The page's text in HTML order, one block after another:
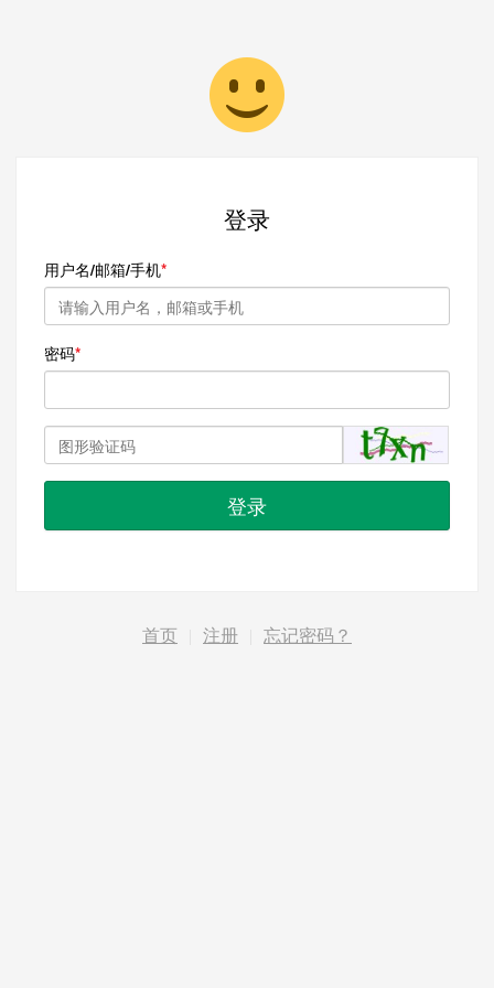
登录
用户名/邮箱/手机
密码
登录
首页 注册 忘记密码？